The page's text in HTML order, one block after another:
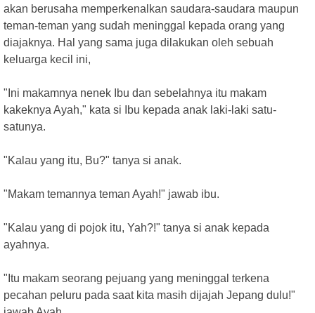
akan berusaha memperkenalkan saudara-saudara maupun
teman-teman yang sudah meninggal kepada orang yang
diajaknya. Hal yang sama juga dilakukan oleh sebuah
keluarga kecil ini,
"Ini makamnya nenek Ibu dan sebelahnya itu makam
kakeknya Ayah," kata si Ibu kepada anak laki-laki satu-
satunya.
"Kalau yang itu, Bu?" tanya si anak.
"Makam temannya teman Ayah!" jawab ibu.
"Kalau yang di pojok itu, Yah?!" tanya si anak kepada
ayahnya.
"Itu makam seorang pejuang yang meninggal terkena
pecahan peluru pada saat kita masih dijajah Jepang dulu!"